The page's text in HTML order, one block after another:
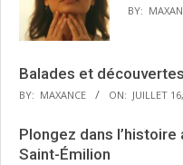
BY:
Balades et
BY: MAXANCE ON: JUILLET
Plongez dans
Saint-Émilion